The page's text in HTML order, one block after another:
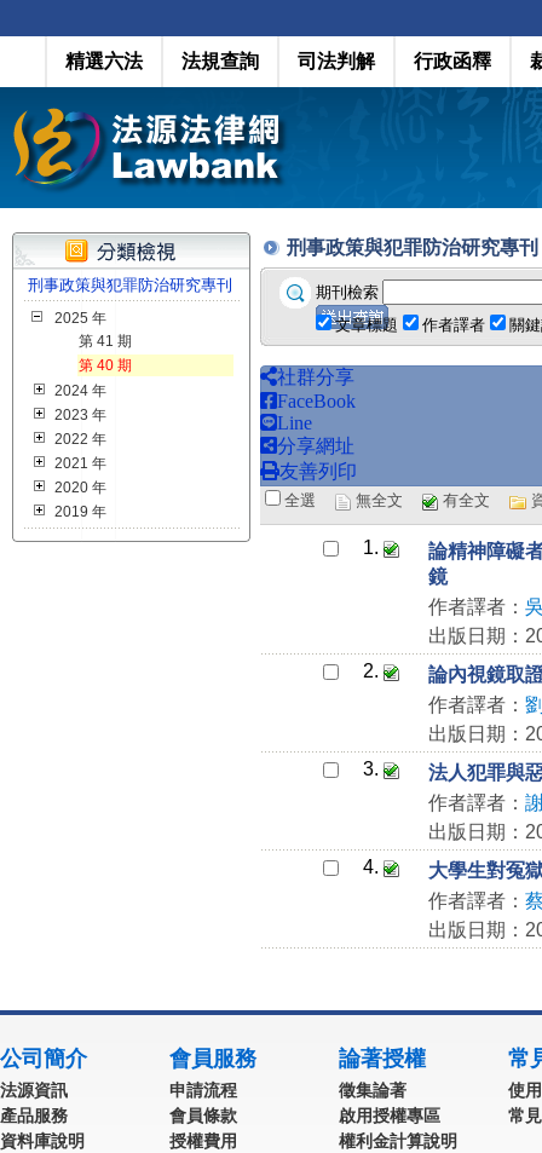
精選六法 法規查詢 司法判解 行政函釋
刑事政策與犯罪防治研究專刊
2025 年
第 41 期
第 40 期
2024 年
2023 年
2022 年
2021 年
2020 年
2019 年
刑事政策與犯罪防治研究專刊
期刊檢索
文章標題
作者譯者 關
社群分享
FaceBook
Line
分享網址
友善列印
全選 無全文 有全文
1.
論精神障礙
鏡
作者譯者：
出版日期：
2.
論內視鏡取
作者譯者：
出版日期：
3.
法人犯罪與
作者譯者：
出版日期：
4.
大學生對冤
作者譯者：
出版日期：
公司簡介
法源資訊
產品服務
資料庫說明
會員服務
申請流程
會員條款
授權費用
論著授權
徵集論著
啟用授權專區
權利金計算說明
常
使
常